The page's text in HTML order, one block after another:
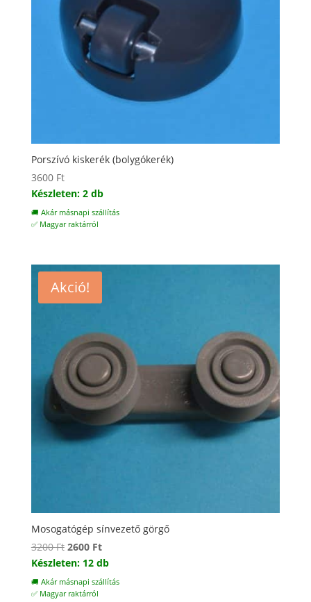
Porszívó kiskerék (bolygókerék)
3600 Ft
Készleten: 2 db
🚚 Akár másnapi szállítás
✅ Magyar raktárról
Akció!
Mosogatógép sínvezető görgő
3200Ft Original
price
was:
3200 Ft.
2600 FtCurrent
price
is:
Készleten: 12 db
🚚 Akár másnapi szállítás
✅ Magyar raktárról